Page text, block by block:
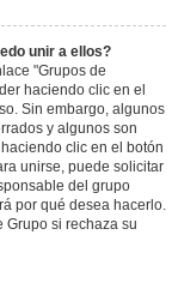
unir a ellos?
"Grupos de
haciendo clic en el
Sin embargo, algunos
y algunos son
clic en el botón
unirse, puede solicitar
del grupo
por qué desea hacerlo.
Grupo si rechaza su